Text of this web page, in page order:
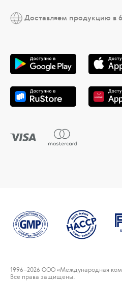
Доставляем продукцию в
1996–2026 ООО «Международная
Все права защищены.